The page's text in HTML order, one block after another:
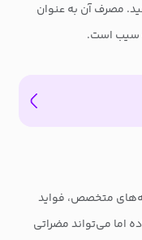
مصرف آن به عنوان
سیب است.
متخصص، فواید
اما می‌تواند مضراتی